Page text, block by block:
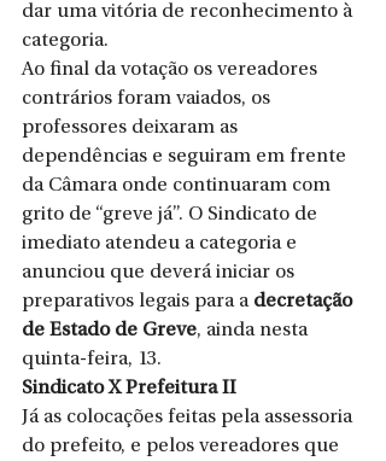
dar uma vitória de reconhecimento à
categoria.
Ao final da votação os vereadores
contrários foram vaiados, os
professores deixaram as
dependências e seguiram em frente
da Câmara onde continuaram com
grito de “greve já”. O Sindicato de
imediato atendeu a categoria e
anunciou que deverá iniciar os
preparativos legais para a decretação
de Estado de Greve, ainda nesta
quinta-feira, 13.
Sindicato X Prefeitura II
Já as colocações feitas pela assessoria
do prefeito, e pelos vereadores que